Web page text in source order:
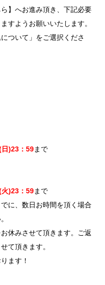
】へお進み頂き、下記必要
すようお願いいたします。
ついて」をご選択くださ
)23：59まで
)23：59まで
に、数日お時間を頂く場合
休みさせて頂きます。ご返
て頂きます。
ます！